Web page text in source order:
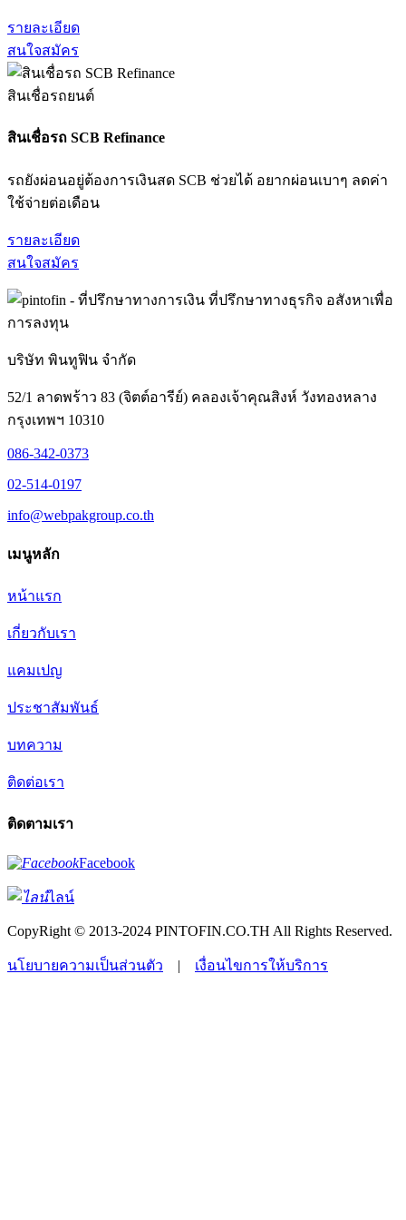
รายละเอียด
สนใจสมัคร
สินเชื่อรถยนต์
สินเชื่อรถ SCB Refinance
รถยังผ่อนอยู่ต้องการเงินสด SCB ช่วยได้ อยากผ่อนเบาๆ ลดค่า
ใช้จ่ายต่อเดือน
รายละเอียด
สนใจสมัคร
บริษัท พินทูฟิน จำกัด
52/1 ลาดพร้าว 83 (จิตต์อารีย์) คลองเจ้าคุณสิงห์ วังทองหลาง
กรุงเทพฯ 10310
086-342-0373
02-514-0197
info@webpakgroup.co.th
เมนูหลัก
หน้าแรก
เกี่ยวกับเรา
แคมเปญ
ประชาสัมพันธ์
บทความ
ติดต่อเรา
ติดตามเรา
Facebook
ไลน์
CopyRight © 2013-2024 PINTOFIN.CO.TH All Rights Reserved.
นโยบายความเป็นส่วนตัว | เงื่อนไขการให้บริการ